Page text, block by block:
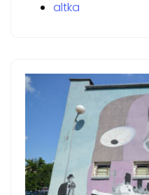
altka